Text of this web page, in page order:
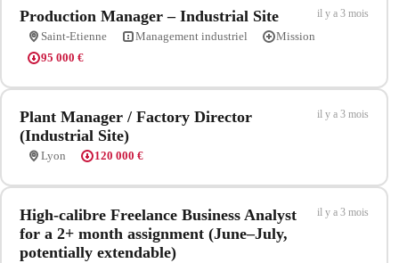
Production Manager – Industrial Site il y a 3 mois
Saint-Etienne Management industriel
Mission
95 000 €
Plant Manager / Factory Director
(Industrial Site)
il y a 3 mois
Lyon 120 000 €
High-calibre Freelance Business Analyst
for a 2+ month assignment (June–July,
potentially extendable)
il y a 3 mois